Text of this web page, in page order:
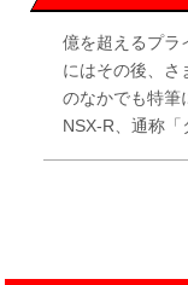
億を超えるプラ
にはその後、さ
のなかでも特筆
NSX-R、通称「